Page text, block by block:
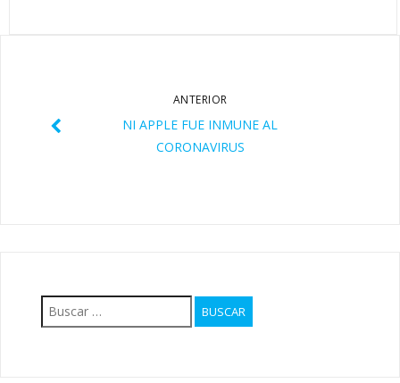
ANTERIOR
NI APPLE FUE INMUNE AL
CORONAVIRUS